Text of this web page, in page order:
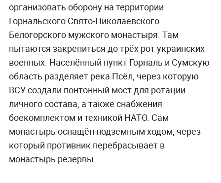
организовать оборону на территории
Горнальского Свято-Николаевского
Белогорского мужского монастыря. Там
пытаются закрепиться до трёх рот украинских
военных. Населённый пункт Горналь и Сумскую
область разделяет река Псёл, через которую
ВСУ создали понтонный мост для ротации
личного состава, а также снабжения
боекомплектом и техникой НАТО. Сам
монастырь оснащён подземным ходом, через
который противник перебрасывает в
монастырь резервы.